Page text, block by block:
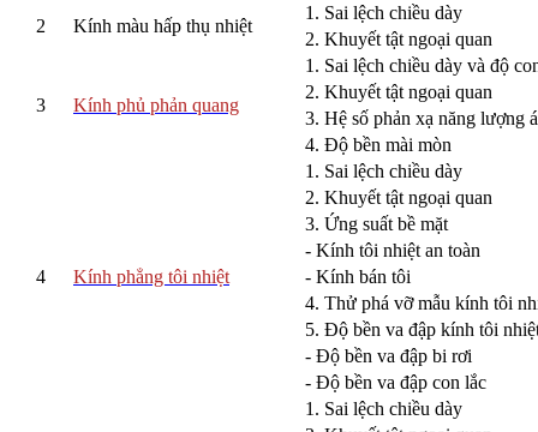
2
Kính màu hấp thụ nhiệt
1. Sai lệch chiều dày
2. Khuyết tật ngoại quan
3 Kính phủ phản quang
1. Sai lệch chiều dày và độ
2. Khuyết tật ngoại quan
3. Hệ số phản xạ năng lượng
4. Độ bền mài mòn
4 Kính phẳng tôi nhiệt
1. Sai lệch chiều dày
2. Khuyết tật ngoại quan
3. Ứng suất bề mặt
- Kính tôi nhiệt an toàn
- Kính bán tôi
4. Thử phá vỡ mẫu kính tôi
5. Độ bền va đập kính tôi
- Độ bền va đập bi rơi
- Độ bền va đập con lắc
1. Sai lệch chiều dày